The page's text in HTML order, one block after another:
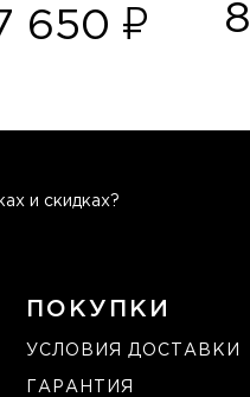
650
и скидках?
ПОКУПКИ
УСЛОВИЯ ДОСТАВКИ
ГАРАНТИЯ